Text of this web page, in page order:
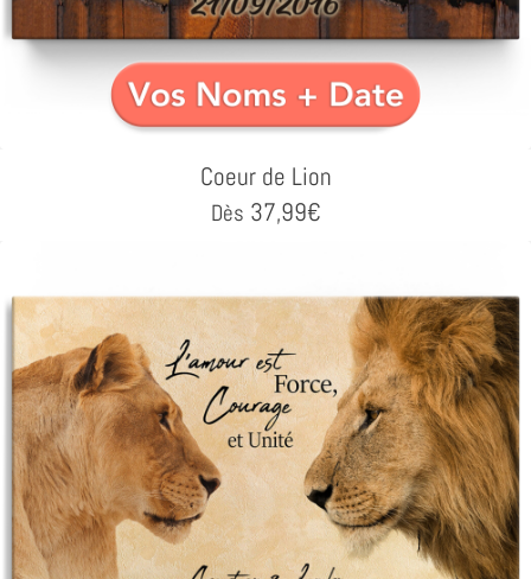
Coeur de Lion
Dès 37,99€